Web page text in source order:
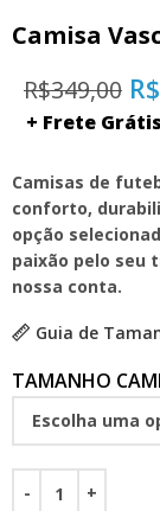
Camisa
R$349,00 R$
+ Frete Grátis
Camisas de
conforto,
opção
paixão pelo seu
nossa conta.
Guia de
TAMANHO